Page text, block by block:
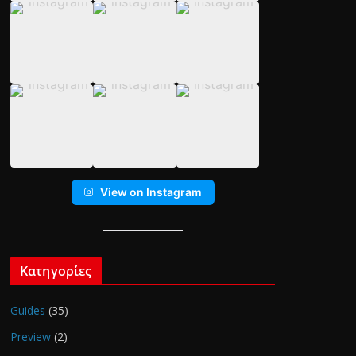
View on Instagram
Κατηγορίες
Guides (35)
Preview (2)